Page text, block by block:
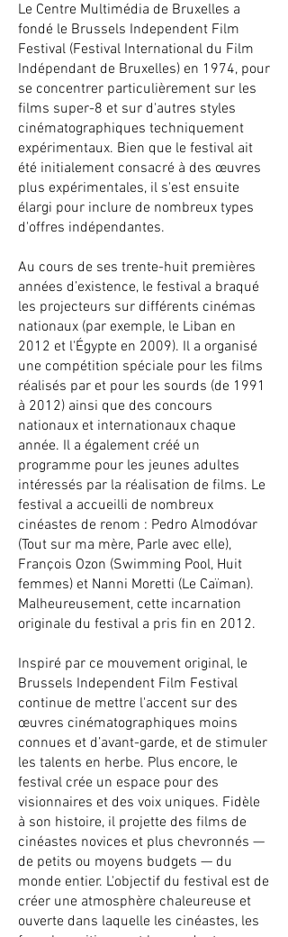
Le Centre Multimédia de Bruxelles a
fondé le Brussels Independent Film
Festival (Festival International du Film
Indépendant de Bruxelles) en 1974, pour
se concentrer particulièrement sur les
films super-8 et sur d'autres styles
cinématographiques techniquement
expérimentaux. Bien que le festival ait
été initialement consacré à des œuvres
plus expérimentales, il s'est ensuite
élargi pour inclure de nombreux types
d'offres indépendantes.
Au cours de ses trente-huit premières
années d’existence, le festival a braqué
les projecteurs sur différents cinémas
nationaux (par exemple, le Liban en
2012 et l'Égypte en 2009). Il a organisé
une compétition spéciale pour les films
réalisés par et pour les sourds (de 1991
à 2012) ainsi que des concours
nationaux et internationaux chaque
année. Il a également créé un
programme pour les jeunes adultes
intéressés par la réalisation de films. Le
festival a accueilli de nombreux
cinéastes de renom : Pedro Almodóvar
(Tout sur ma mère, Parle avec elle),
François Ozon (Swimming Pool, Huit
femmes) et Nanni Moretti (Le Caïman).
Malheureusement, cette incarnation
originale du festival a pris fin en 2012.
Inspiré par ce mouvement original, le
Brussels Independent Film Festival
continue de mettre l'accent sur des
œuvres cinématographiques moins
connues et d’avant-garde, et de stimuler
les talents en herbe. Plus encore, le
festival crée un espace pour des
visionnaires et des voix uniques. Fidèle
à son histoire, il projette des films de
cinéastes novices et plus chevronnés —
de petits ou moyens budgets — du
monde entier. L'objectif du festival est de
créer une atmosphère chaleureuse et
ouverte dans laquelle les cinéastes, les